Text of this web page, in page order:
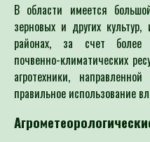
В области имеется
зерновых и других
районах, за счет более
почвенно-климатических
агротехники,
правильное использование